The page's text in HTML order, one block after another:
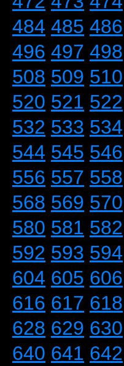
484 485 486
496 497 498
508 509 510
520 521 522
532 533 534
544 545 546
556 557 558
568 569 570
580 581 582
592 593 594
604 605 606
616 617 618
628 629 630
640 641 642